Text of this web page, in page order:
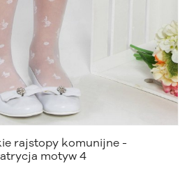
rajstopy komunijne -
motyw 4